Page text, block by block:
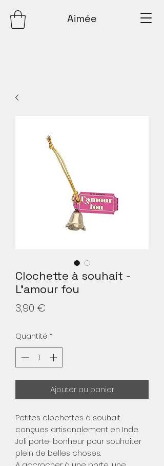
Aimée
Clochette à souhait -
L'amour fou
3,90 €
Quantité *
Ajouter au panier
Petites clochettes à souhait
conçues artisanalement en Inde.
Joli porte-bonheur pour souhaiter
plein de belles choses.